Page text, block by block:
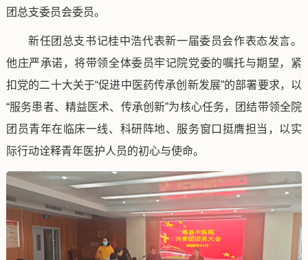
团总支委员会委员。
新任团总支书记桂中浩代表新一届委员会作表态发言。
他庄严承诺，将带领全体委员牢记院党委的嘱托与期望，紧
扣党的二十大关于“促进中医药传承创新发展”的部署要求，以
“服务患者、精益医术、传承创新”为核心任务，团结带领全院
团员青年在临床一线、科研阵地、服务窗口挺膺担当，以实
际行动诠释青年医护人员的初心与使命。